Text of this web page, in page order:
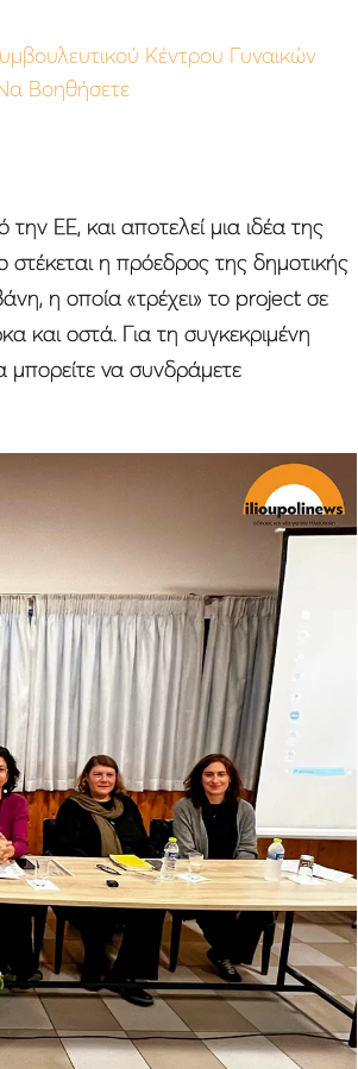
Κέντρου Γυναικών
Βοηθήσετε
ΕΕ, και αποτελεί μια ιδέα της
η πρόεδρος της δημοτικής
η οποία «τρέχει» το project σε
και οστά. Για τη συγκεκριμένη
να συνδράμετε